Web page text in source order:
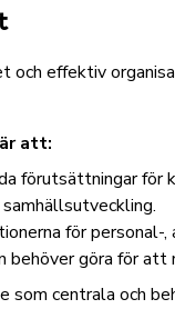
ocheffektiv
att:
för
för
behöver göra för
som centrala och